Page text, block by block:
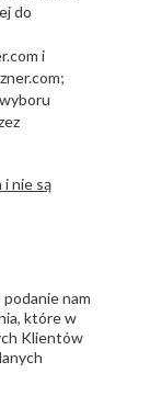
do
i
i nie są
nam
które w
Klientów